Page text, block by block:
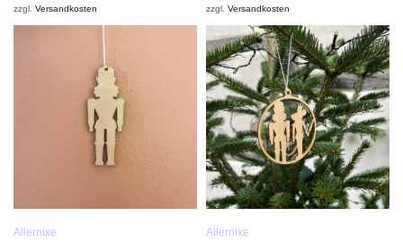
zzgl.Versandkosten
zzgl.Versandkosten
Allernixe Allernixe